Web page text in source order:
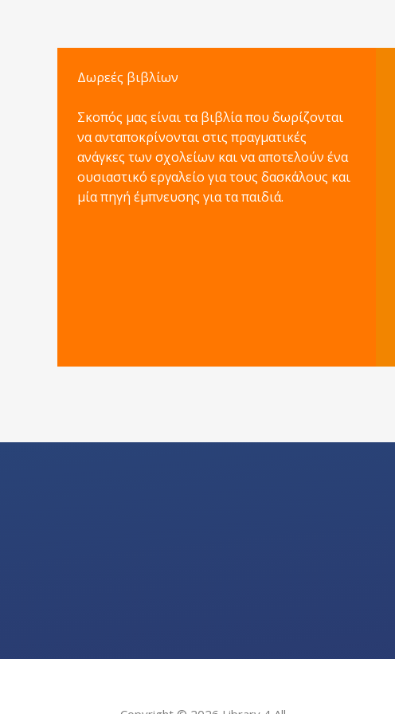
Δωρεές βιβλίων
Σκοπός μας είναι τα βιβλία που δωρίζονται
να ανταποκρίνονται στις πραγματικές
ανάγκες των σχολείων και να αποτελούν ένα
ουσιαστικό εργαλείο για τους δασκάλους και
μία πηγή έμπνευσης για τα παιδιά.